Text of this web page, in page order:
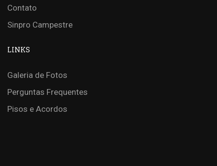
Contato
Sinpro Campestre
LINKS
Galeria de Fotos
Perguntas Frequentes
Pisos e Acordos